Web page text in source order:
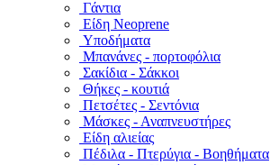
Γάντια
Είδη Neoprene
Υποδήματα
Μπανάνες - πορτοφόλια
Σακίδια - Σάκκοι
Θήκες - κουτιά
Πετσέτες - Σεντόνια
Μάσκες - Αναπνευστήρες
Είδη αλιείας
Πέδιλα - Πτερύγια - Βοηθήματα